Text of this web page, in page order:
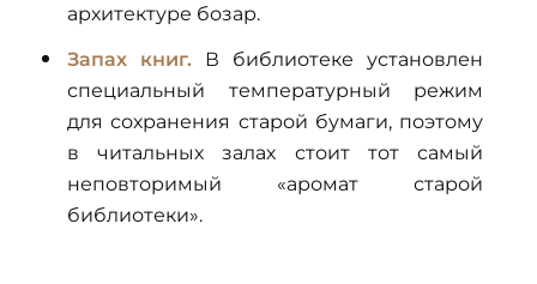
архитектуре бозар.
Запах книг. В библиотеке установлен
специальный температурный режим
для сохранения старой бумаги, поэтому
в читальных залах стоит тот самый
неповторимый «аромат старой
библиотеки».